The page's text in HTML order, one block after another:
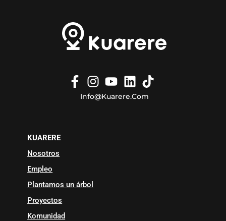
Info@kuarere.com
KUARERE
Nosotros
Empleo
Plantamos un árbol
Proyectos
Komunidad